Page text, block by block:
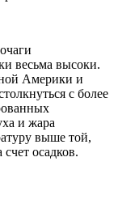
весьма высоки.
Америки и
с более
и жара
выше той,
осадков.